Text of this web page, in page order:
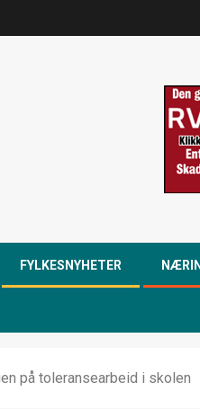
FYLKESNYHETER
på toleransearbeid i skolen